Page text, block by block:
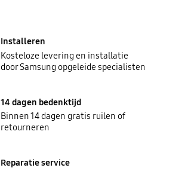
Installeren
Kosteloze levering en installatie
door Samsung opgeleide specialisten
14 dagen bedenktijd
Binnen 14 dagen gratis ruilen of
retourneren
Reparatie service